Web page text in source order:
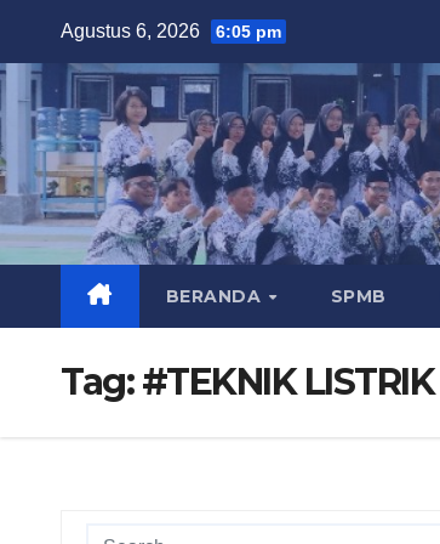
content
Agustus 6, 2026 6:05 pm
BERANDA SPMB
Tag:#TEKNIK LISTRIK